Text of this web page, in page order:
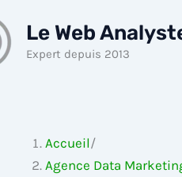
Le Web
Expert depuis 2013
Accueil/
Agence Data